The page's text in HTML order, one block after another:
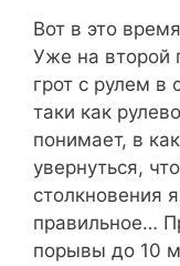
Вот в это
Уже на второй
грот с рулем в
таки как
понимает, в
увернуться,
столкновения
правильное…
порывы до 10